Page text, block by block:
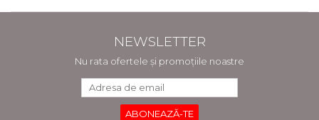
NEWSLETTER
Nu rata ofertele și promoțiile noastre